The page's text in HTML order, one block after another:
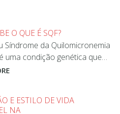
O QUE É SQF?
Síndrome da Quilomicronemia
uma condição genética que…
E ESTILO DE VIDA
NA